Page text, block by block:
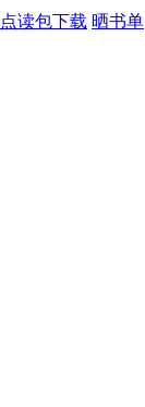
点读包下载 晒书单